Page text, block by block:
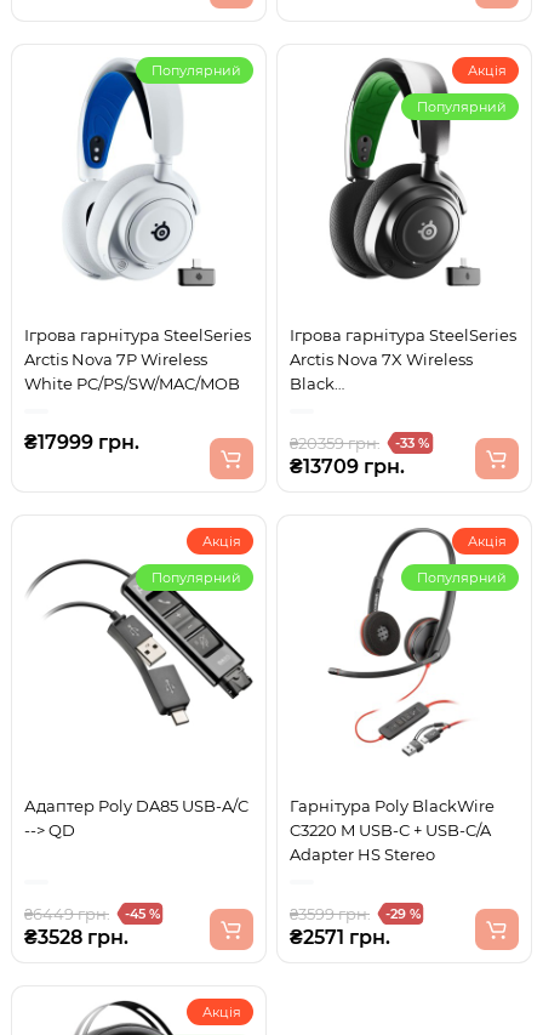
Популярний
Ігрова гарнітура SteelSeries
Arctis Nova 7P Wireless
White PC/PS/SW/MAC/MOB
₴17999 грн.
Акція
Популярний
Ігрова гарнітура SteelSeries
Arctis Nova 7X Wireless
Black
₴20359 грн.
-33 %
₴13709 грн.
Акція
Популярний
Адаптер Poly DA85 USB-A/C
--> QD
₴6449 грн. -45 %
₴3528 грн.
Акція
Популярний
Гарнітура Poly BlackWire
C3220 M USB-С + USB-C/A
Adapter HS Stereo
₴3599 грн. -29 %
₴2571 грн.
Акція